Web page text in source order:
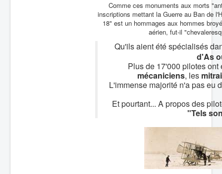
Comme ces monuments aux morts
inscriptions mettant la Guerre au Ban de
18" est un hommages aux hommes
aérien, fut-il
Qu'ils aient été spécialisés
d'As
Plus de 17'000 pilotes
mécaniciens, les
L'immense majorité n'a pas eu
Et pourtant... A propos des
"Tels